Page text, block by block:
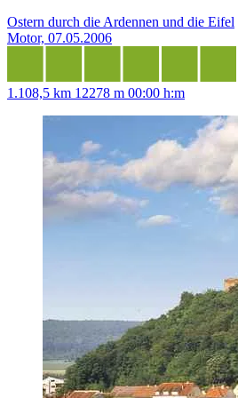
Ostern durch die Ardennen und die Eifel
Motor, 07.05.2006
1.108,5 km 12278 m 00:00 h:m